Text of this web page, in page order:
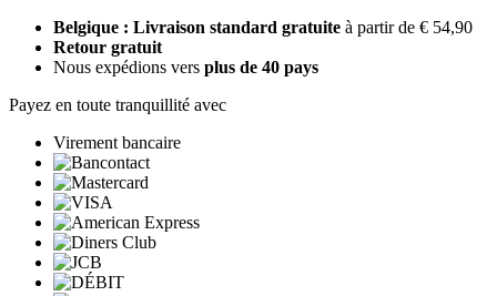
Belgique : Livraison standard gratuite à partir de € 54,90
Retour gratuit
Nous expédions vers plus de 40 pays
Payez en toute tranquillité avec
Virement bancaire